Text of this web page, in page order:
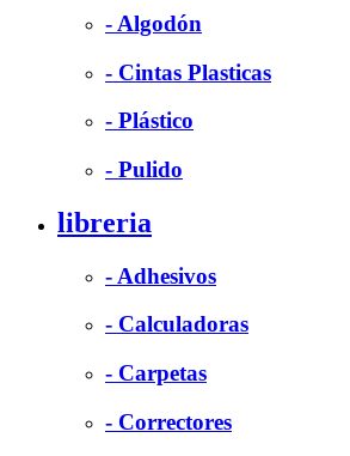
- Algodón
- Cintas Plasticas
- Plástico
- Pulido
libreria
- Adhesivos
- Calculadoras
- Carpetas
- Correctores